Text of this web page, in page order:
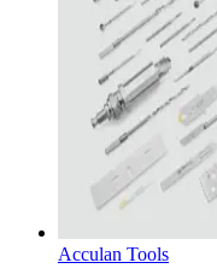
Acculan Tools